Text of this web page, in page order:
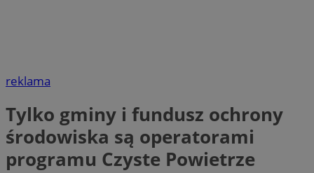
reklama
Tylko gminy i fundusz ochrony
środowiska są operatorami
programu Czyste Powietrze